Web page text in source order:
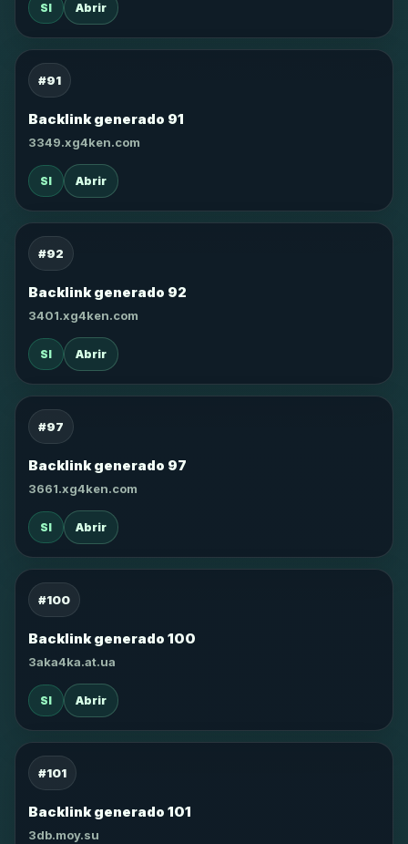
SI Abrir
#91
Backlink generado 91
3349.xg4ken.com
SI Abrir
#92
Backlink generado 92
3401.xg4ken.com
SI Abrir
#97
Backlink generado 97
3661.xg4ken.com
SI Abrir
#100
Backlink generado 100
3aka4ka.at.ua
SI Abrir
#101
Backlink generado 101
3db.moy.su